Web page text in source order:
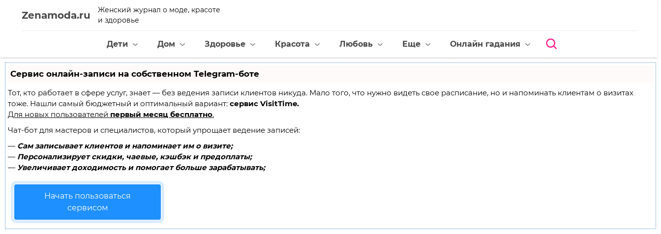
Zenamoda.ru
Женский журнал о моде, красоте
и здоровье
Дети Дом Здоровье Красота Любовь Еще Онлайн гадания
Сервис онлайн-записи на собственном Telegram-боте
Тот, кто работает в сфере услуг, знает — без ведения записи клиентов никуда. Мало того, что нужно видеть свое расписание, но и напоминать клиентам о визитах
тоже. Нашли самый бюджетный и оптимальный вариант: сервис VisitTime.
Для новых пользователей первый месяц бесплатно.
Чат-бот для мастеров и специалистов, который упрощает ведение записей:
— Сам записывает клиентов и напоминает им о визите;
— Персонализирует скидки, чаевые, кэшбэк и предоплаты;
— Увеличивает доходимость и помогает больше зарабатывать;
Начать пользоваться
сервисом